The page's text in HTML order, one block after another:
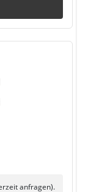
anfragen).